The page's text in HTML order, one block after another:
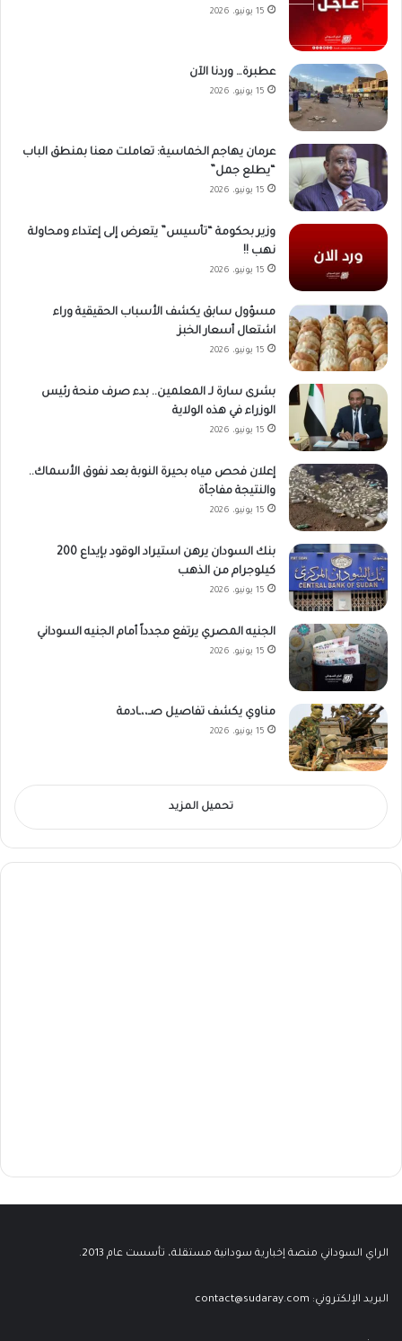
15 يونيو، 2026
عطبرة… وردنا الآن
15 يونيو، 2026
عرمان يهاجم الخماسية: تعاملت معنا بمنطق الباب
“يطلع جمل”
15 يونيو، 2026
وزير بحكومة “تأسيس” يتعرض إلى إعتداء ومحاولة
نهب !!
15 يونيو، 2026
مسؤول سابق يكشف الأسباب الحقيقية وراء
اشتعال أسعار الخبز
15 يونيو، 2026
بشرى سارة لـ المعلمين.. بدء صرف منحة رئيس
الوزراء في هذه الولاية
15 يونيو، 2026
إعلان فحص مياه بحيرة النوبة بعد نفوق الأسماك..
والنتيجة مفاجأة
15 يونيو، 2026
بنك السودان يرهن استيراد الوقود بإيداع 200
كيلوجرام من الذهب
15 يونيو، 2026
الجنيه المصري يرتفع مجدداً أمام الجنيه السوداني
15 يونيو، 2026
مناوي يكشف تفاصيل صـ،،ـادمة
15 يونيو، 2026
تحميل المزيد
الراي السوداني منصة إخبارية سودانية مستقلة، تأسست عام 2013.
البريد الإلكتروني: contact@sudaray.com